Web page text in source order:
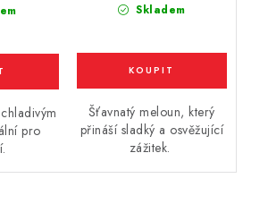
pro
Skladem
Šťavnatý meloun, který
přináší sladký a osvěžující
zážitek.